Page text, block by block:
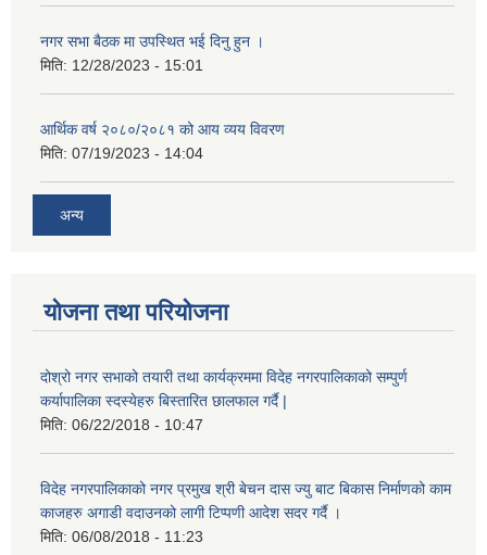
नगर सभा बैठक मा उपस्थित भई दिनु हुन ।
मिति: 12/28/2023 - 15:01
आर्थिक वर्ष २०८०/२०८१ को आय व्यय विवरण
मिति: 07/19/2023 - 14:04
अन्य
योजना तथा परियोजना
दोश्रो नगर सभाको तयारी तथा कार्यक्रममा विदेह नगरपालिकाको सम्पुर्ण
कर्यापालिका स्दस्येहरु बिस्तारित छालफाल गर्दै |
मिति: 06/22/2018 - 10:47
विदेह नगरपालिकाको नगर प्रमुख श्री बेचन दास ज्यु बाट बिकास निर्माणको काम
काजहरु अगाडी वदाउनको लागी टिप्पणी आदेश सदर गर्दै ।
मिति: 06/08/2018 - 11:23